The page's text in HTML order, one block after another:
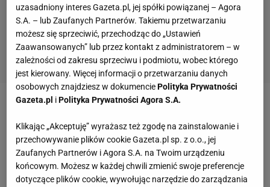
Mbappe odpowiedział krytykom. "Gdybym zaczął
grać dla nich..."
uzasadniony interes Gazeta.pl, jej spółki powiązanej – Agora
S.A. – lub Zaufanych Partnerów. Takiemu przetwarzaniu
możesz się sprzeciwić, przechodząc do „Ustawień
Zaawansowanych” lub przez kontakt z administratorem – w
zależności od zakresu sprzeciwu i podmiotu, wobec którego
jest kierowany. Więcej informacji o przetwarzaniu danych
osobowych znajdziesz w dokumenciePolityka Prywatności
Gazeta.pl iPolityka Prywatności Agora S.A.
Klikając „Akceptuję” wyrażasz też zgodę na zainstalowanie i
przechowywanie plików cookie Gazeta.pl sp. z o.o., jej
Zaufanych Partnerów i Agora S.A. na Twoim urządzeniu
końcowym. Możesz w każdej chwili zmienić swoje preferencje
dotyczące plików cookie, wywołując narzędzie do zarządzania